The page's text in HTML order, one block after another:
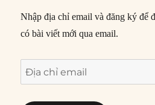
Nhập địa chỉ email và đăng ký để
có bài viết mới qua email.
Địa
chỉ
email